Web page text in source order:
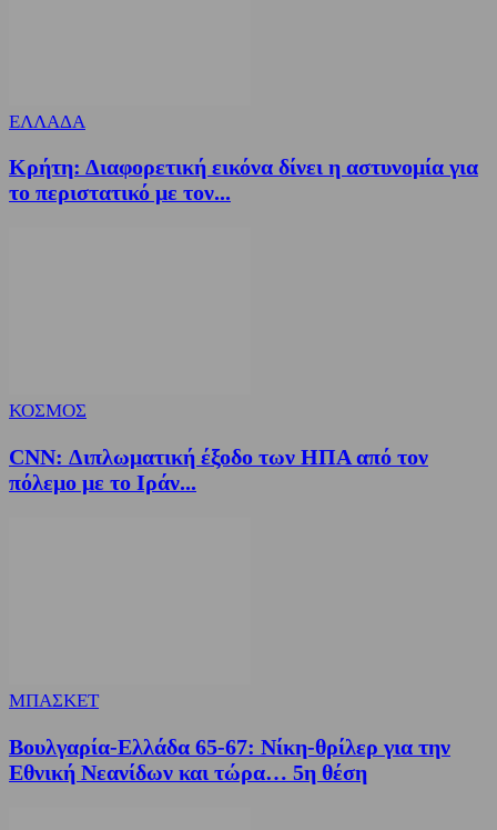
ΕΛΛΑΔΑ
Κρήτη: Διαφορετική εικόνα δίνει η αστυνομία για
το περιστατικό με τον...
ΚΟΣΜΟΣ
CNN: Διπλωματική έξοδο των ΗΠΑ από τον
πόλεμο με το Ιράν...
ΜΠΑΣΚΕΤ
Βουλγαρία-Ελλάδα 65-67: Νίκη-θρίλερ για την
Εθνική Νεανίδων και τώρα… 5η θέση